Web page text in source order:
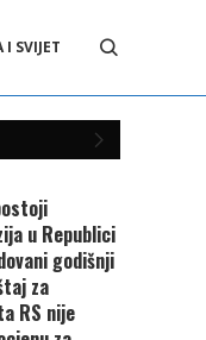
I SVIJET
u Republici
godišnji
za
RS nije